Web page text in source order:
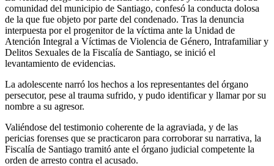
comunidad del municipio de Santiago, confesó la conducta dolosa
de la que fue objeto por parte del condenado. Tras la denuncia
interpuesta por el progenitor de la víctima ante la Unidad de
Atención Integral a Víctimas de Violencia de Género, Intrafamiliar y
Delitos Sexuales de la Fiscalía de Santiago, se inició el
levantamiento de evidencias.
La adolescente narró los hechos a los representantes del órgano
persecutor, pese al trauma sufrido, y pudo identificar y llamar por su
nombre a su agresor.
Valiéndose del testimonio coherente de la agraviada, y de las
pericias forenses que se practicaron para corroborar su narrativa, la
Fiscalía de Santiago tramitó ante el órgano judicial competente la
orden de arresto contra el acusado.